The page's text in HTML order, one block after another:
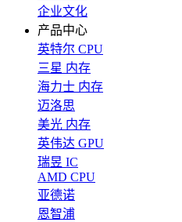
企业文化
产品中心
英特尔 CPU
三星 内存
海力士 内存
迈洛思
美光 内存
英伟达 GPU
瑞昱 IC
AMD CPU
亚德诺
恩智浦